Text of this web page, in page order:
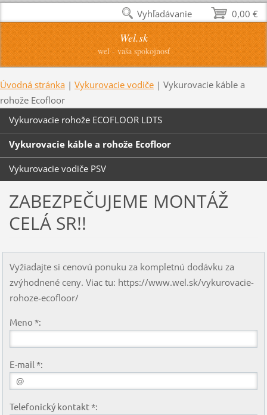
Wel.sk
wel - vaša spokojnosť
Úvodná stránka | Vykurovacie vodiče | Vykurovacie káble a
rohože Ecofloor
Vykurovacie rohože ECOFLOOR LDTS
Vykurovacie káble a rohože Ecofloor
Vykurovacie vodiče PSV
ZABEZPEČUJEME MONTÁŽ
CELÁ SR!!
Vyžiadajte si cenovú ponuku za kompletnú dodávku za
zvýhodnené ceny. Viac tu: https://www.wel.sk/vykurovacie-
rohoze-ecofloor/
Meno *:
E-mail *:
Telefonický kontakt *:
0,00 €
Vyhľadávanie